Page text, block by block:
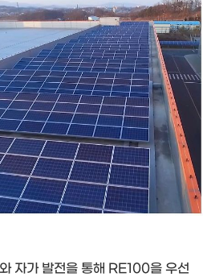
자가 발전을 통해 RE100을 우선